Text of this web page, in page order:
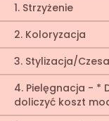
1. Strzyżenie
2. Koloryzacja
3. Stylizacja/
4. Pielęgnacja - *
doliczyć koszt